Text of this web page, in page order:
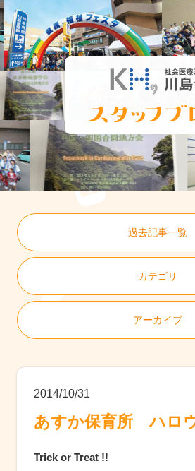
過去記事一覧
カテゴリ
アーカイブ
2014/10/31
あすか保育所 ハロ
Trick or Treat !!